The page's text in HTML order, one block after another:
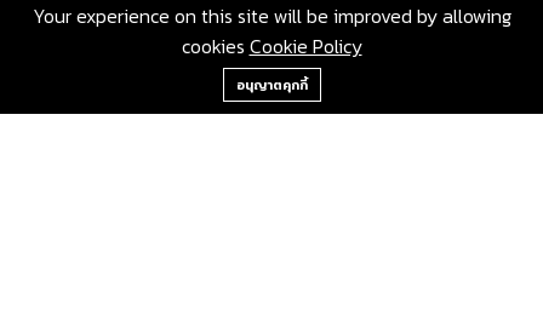
เลขที่ 80 ซอยสุขุมวิท 117 ถนนสุขุมวิท บางเมืองใหม่ เมือง
สมุทรปราการ สมุทรปราการ 10270
Hotline:+66-2-840-2224, 081-638-9190
+66-2-840-2224, 081-638-9190
Your experience on this site will be improved by allowing
cookies Cookie Policy
อนุญาตคุกกี้